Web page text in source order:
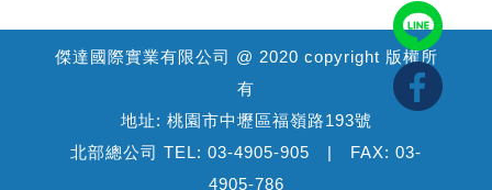
傑達國際實業有限公司 @ 2020 copyright 版權所
有
地址: 桃園市中壢區福嶺路193號
北部總公司 TEL: 03-4905-905 | FAX: 03-
4905-786